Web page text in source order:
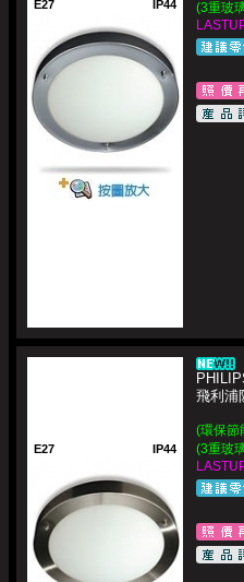
E27 IP44
(3重玻
E27 IP44
飛利浦
(環保節
(3重玻